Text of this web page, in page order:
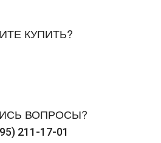
КУПИТЬ?
ВОПРОСЫ?
211-17-01